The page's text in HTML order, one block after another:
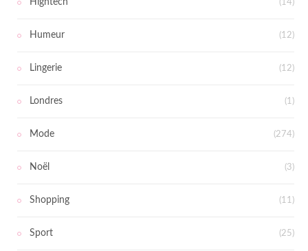
Hightech (14)
Humeur (12)
Lingerie (12)
Londres (1)
Mode (274)
Noël (3)
Shopping (11)
Sport (25)